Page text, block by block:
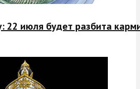
22 июля будет разбита